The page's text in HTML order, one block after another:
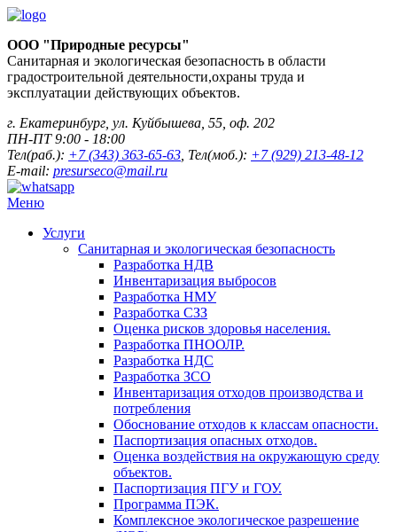
ООО "Природные ресурсы"
Санитарная и экологическая безопасность в области
градостроительной деятельности,охраны труда и
эксплуатации действующих объектов.
г. Екатеринбург, ул. Куйбышева, 55, оф. 202
ПН-ПТ 9:00 - 18:00
Тел(раб.): +7 (343) 363-65-63 , Тел(моб.): +7 (929) 213-48-12
E-mail: presurseco@mail.ru
Меню
Услуги
Санитарная и экологическая безопасность
Разработка НДВ
Инвентаризация выбросов
Разработка НМУ
Разработка СЗЗ
Оценка рисков здоровья населения.
Разработка ПНООЛР.
Разработка НДС
Разработка ЗСО
Инвентаризация отходов производства и
потребления
Обоснование отходов к классам опасности.
Паспортизация опасных отходов.
Оценка воздействия на окружающую среду
объектов.
Паспортизация ПГУ и ГОУ.
Программа ПЭК.
Комплексное экологическое разрешение